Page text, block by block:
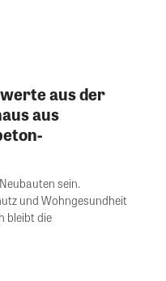
aus der
aus
sein.
und Wohngesundheit
bleibt die